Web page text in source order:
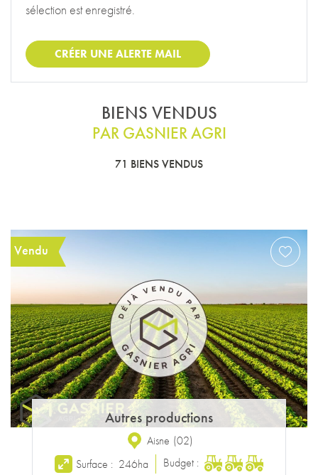
sélection est enregistré.
CRÉER UNE ALERTE MAIL
BIENS VENDUS
PAR GASNIER AGRI
71 BIENS VENDUS
Vendu
Autres productions
Aisne (02)
Surface : 246ha
Budget :